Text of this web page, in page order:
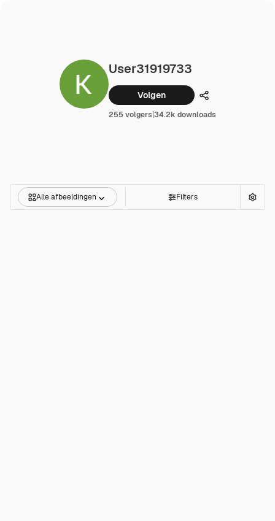
User31919733
Volgen Delen
255 volgers|34.2k downloads
Alle afbeeldingen Filters